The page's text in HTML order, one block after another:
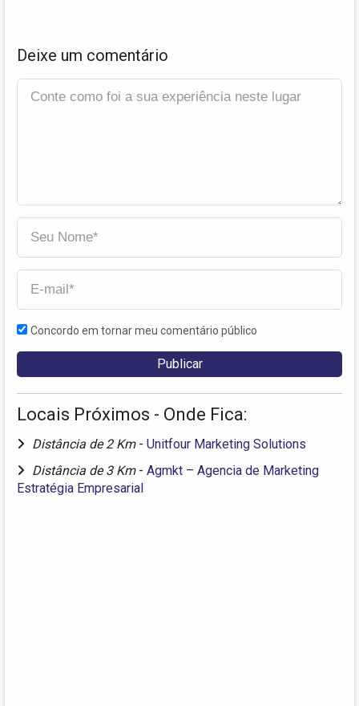
Deixe um comentário
Concordo em tornar meu comentário público
Locais Próximos - Onde Fica:
Distância de 2 Km - Unitfour Marketing Solutions
Distância de 3 Km - Agmkt – Agencia de Marketing
Estratégia Empresarial